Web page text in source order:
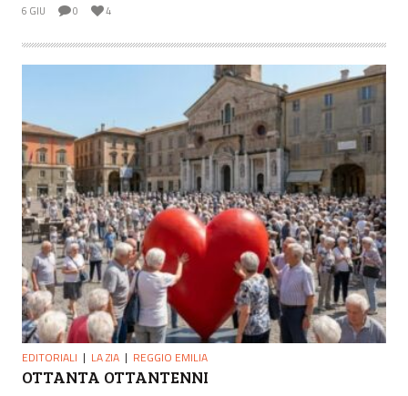
6 GIU 0 4
EDITORIALI LA ZIA REGGIO EMILIA
OTTANTA OTTANTENNI